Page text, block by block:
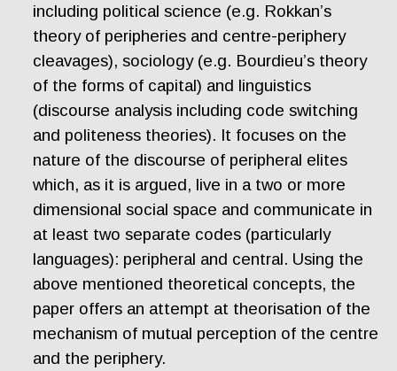
including political science (e.g. Rokkan’s
theory of peripheries and centre-periphery
cleavages), sociology (e.g. Bourdieu’s theory
of the forms of capital) and linguistics
(discourse analysis including code switching
and politeness theories). It focuses on the
nature of the discourse of peripheral elites
which, as it is argued, live in a two or more
dimensional social space and communicate in
at least two separate codes (particularly
languages): peripheral and central. Using the
above mentioned theoretical concepts, the
paper offers an attempt at theorisation of the
mechanism of mutual perception of the centre
and the periphery.